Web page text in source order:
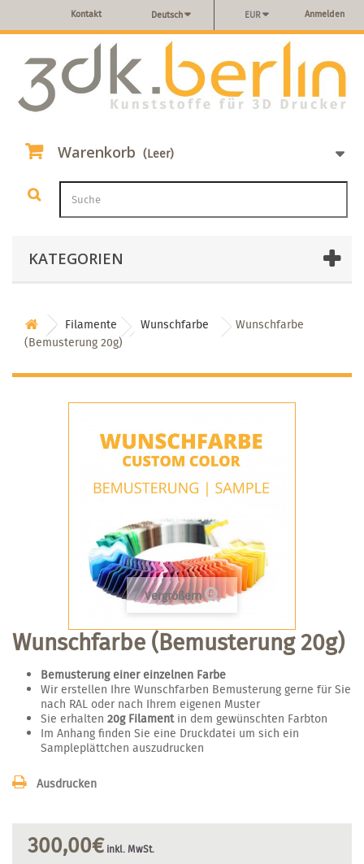
Anmelden
EUR
Deutsch
Kontakt
Warenkorb (Leer)
KATEGORIEN
Filamente Wunschfarbe
Wunschfarbe
(Bemusterung 20g)
Vergrößern
Wunschfarbe (Bemusterung 20g)
Bemusterung einer einzelnen Farbe
Wir erstellen Ihre Wunschfarben Bemusterung gerne für Sie
nach RAL oder nach Ihrem eigenen Muster
Sie erhalten 20g Filamentin dem gewünschten Farbton
Im Anhang finden Sie eine Druckdatei um sich ein
Sampleplättchen auszudrucken
Ausdrucken
300,00€ inkl. MwSt.